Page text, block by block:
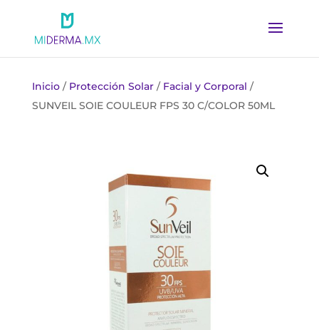
Inicio/ Protección Solar/ Facial y Corporal /
SUNVEIL SOIE COULEUR FPS 30 C/COLOR 50ML